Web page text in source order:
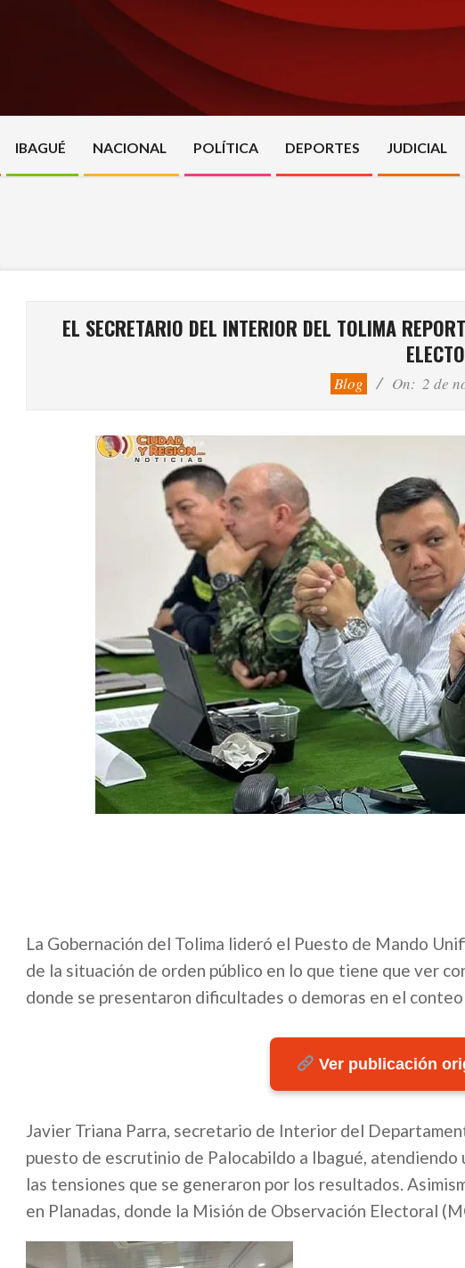
IBAGUÉ NACIONAL POLÍTICA DEPORTES JUDICIAL
EL SECRETARIO DEL INTERIOR DEL TOLIMA
Blog On: 2 de
La Gobernación del Tolima lideró el Puesto de Mando
de la situación de orden público en lo que tiene que ver
donde se presentaron dificultades o demoras en el
Ver publicación
Javier Triana Parra, secretario de Interior del
puesto de escrutinio de Palocabildo a Ibagué,
las tensiones que se generaron por los resultados.
en Planadas, donde la Misión de Observación Electoral